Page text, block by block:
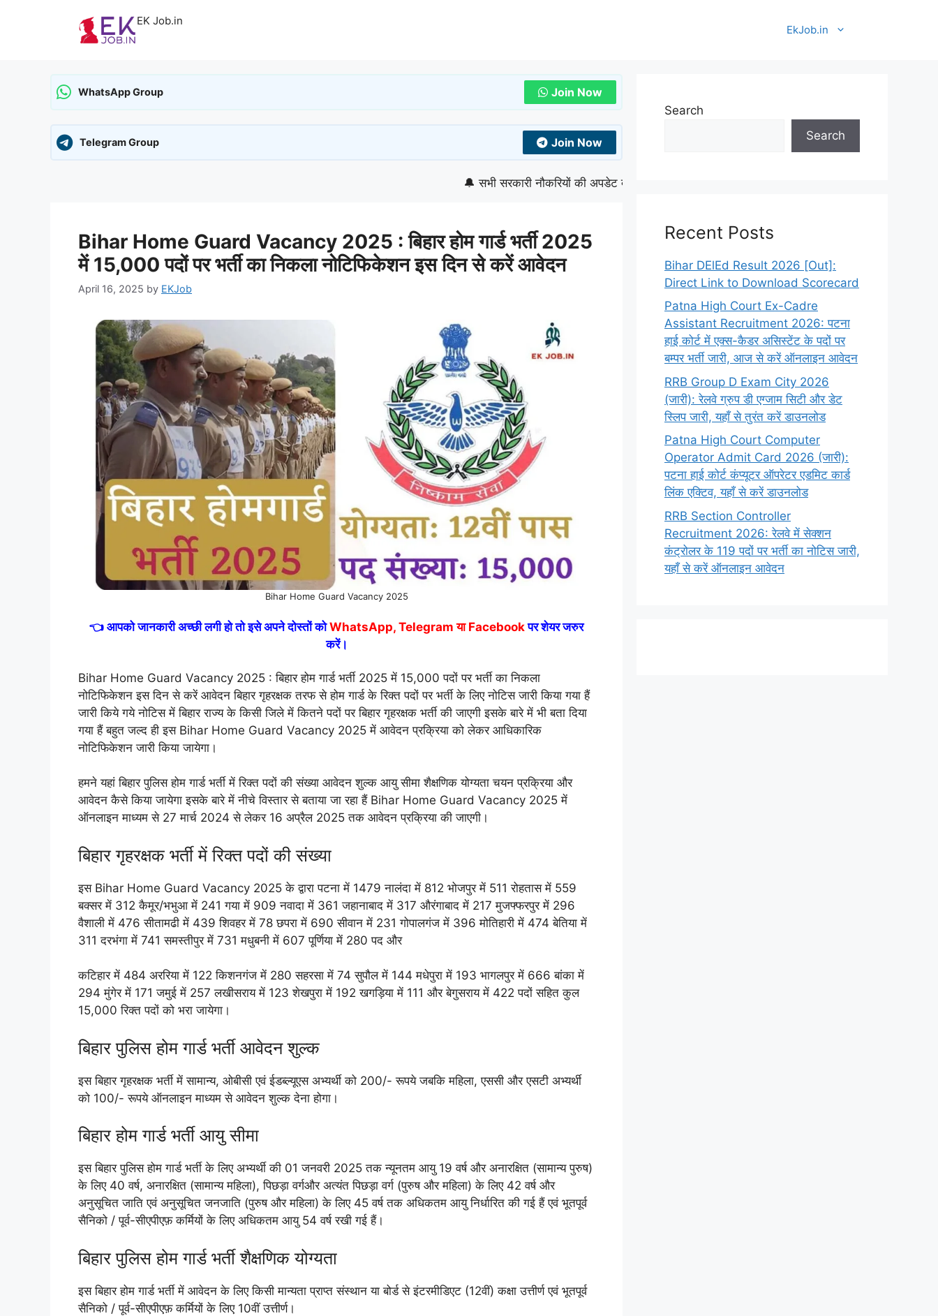
EK Job.in
EkJob.in
WhatsApp Group Join Now
Telegram Group Join Now
🔔 सभी सरकारी नौकरियों की अपडेट देखने के लिए गूगल में Ek Job. In सर्च करें। 🎯
Bihar Home Guard Vacancy 2025 : बिहार होम गार्ड भर्ती 2025
में 15,000 पदों पर भर्ती का निकला नोटिफिकेशन इस दिन से करें आवेदन
April 16, 2025 by EKJob
Bihar Home Guard Vacancy 2025
👈 आपको जानकारी अच्छी लगी हो तो इसे अपने दोस्तों कोWhatsApp, Telegram या Facebookपर शेयर जरुर
करें।
Bihar Home Guard Vacancy 2025 : बिहार होम गार्ड भर्ती 2025 में 15,000 पदों पर भर्ती का निकला
नोटिफिकेशन इस दिन से करें आवेदन बिहार गृहरक्षक तरफ से होम गार्ड के रिक्त पदों पर भर्ती के लिए नोटिस जारी किया गया हैं
जारी किये गये नोटिस में बिहार राज्य के किसी जिले में कितने पदों पर बिहार गृहरक्षक भर्ती की जाएगी इसके बारे में भी बता दिया
गया हैं बहुत जल्द ही इस Bihar Home Guard Vacancy 2025 में आवेदन प्रक्रिया को लेकर आधिकारिक
नोटिफिकेशन जारी किया जायेगा।
हमने यहां बिहार पुलिस होम गार्ड भर्ती में रिक्त पदों की संख्या आवेदन शुल्क आयु सीमा शैक्षणिक योग्यता चयन प्रक्रिया और
आवेदन कैसे किया जायेगा इसके बारे में नीचे विस्तार से बताया जा रहा हैं Bihar Home Guard Vacancy 2025 में
ऑनलाइन माध्यम से 27 मार्च 2024 से लेकर 16 अप्रैल 2025 तक आवेदन प्रक्रिया की जाएगी।
बिहार गृहरक्षक भर्ती में रिक्त पदों की संख्या
इस Bihar Home Guard Vacancy 2025 के द्वारा पटना में 1479 नालंदा में 812 भोजपुर में 511 रोहतास में 559
बक्सर में 312 कैमूर/भभुआ में 241 गया में 909 नवादा में 361 जहानाबाद में 317 औरंगाबाद में 217 मुजफ्फरपुर में 296
वैशाली में 476 सीतामढी में 439 शिवहर में 78 छपरा में 690 सीवान में 231 गोपालगंज में 396 मोतिहारी में 474 बेतिया में
311 दरभंगा में 741 समस्तीपुर में 731 मधुबनी में 607 पूर्णिया में 280 पद और
कटिहार में 484 अररिया में 122 किशनगंज में 280 सहरसा में 74 सुपौल में 144 मधेपुरा में 193 भागलपुर में 666 बांका में
294 मुंगेर में 171 जमुई में 257 लखीसराय में 123 शेखपुरा में 192 खगड़िया में 111 और बेगुसराय में 422 पदों सहित कुल
15,000 रिक्त पदों को भरा जायेगा।
बिहार पुलिस होम गार्ड भर्ती आवेदन शुल्क
इस बिहार गृहरक्षक भर्ती में सामान्य, ओबीसी एवं ईडब्ल्यूएस अभ्यर्थी को 200/- रूपये जबकि महिला, एससी और एसटी अभ्यर्थी
को 100/- रूपये ऑनलाइन माध्यम से आवेदन शुल्क देना होगा।
बिहार होम गार्ड भर्ती आयु सीमा
इस बिहार पुलिस होम गार्ड भर्ती के लिए अभ्यर्थी की 01 जनवरी 2025 तक न्यूनतम आयु 19 वर्ष और अनारक्षित (सामान्य पुरुष)
के लिए 40 वर्ष, अनारक्षित (सामान्य महिला), पिछड़ा वर्गऔर अत्यंत पिछड़ा वर्ग (पुरुष और महिला) के लिए 42 वर्ष और
अनुसूचित जाति एवं अनुसूचित जनजाति (पुरुष और महिला) के लिए 45 वर्ष तक अधिकतम आयु निर्धारित की गई हैं एवं भूतपूर्व
सैनिको / पूर्व-सीएपीएफ़ कर्मियों के लिए अधिकतम आयु 54 वर्ष रखी गई हैं।
बिहार पुलिस होम गार्ड भर्ती शैक्षणिक योग्यता
इस बिहार होम गार्ड भर्ती में आवेदन के लिए किसी मान्यता प्राप्त संस्थान या बोर्ड से इंटरमीडिएट (12वीं) कक्षा उत्तीर्ण एवं भूतपूर्व
सैनिको / पूर्व-सीएपीएफ़ कर्मियों के लिए 10वीं उत्तीर्ण।
Search
Search
Recent Posts
Bihar DElEd Result 2026 [Out]:
Direct Link to Download Scorecard
Patna High Court Ex-Cadre
Assistant Recruitment 2026: पटना
हाई कोर्ट में एक्स-कैडर असिस्टेंट के पदों पर
बम्पर भर्ती जारी, आज से करें ऑनलाइन आवेदन
RRB Group D Exam City 2026
(जारी): रेलवे ग्रुप डी एग्जाम सिटी और डेट
स्लिप जारी, यहाँ से तुरंत करें डाउनलोड
Patna High Court Computer
Operator Admit Card 2026 (जारी):
पटना हाई कोर्ट कंप्यूटर ऑपरेटर एडमिट कार्ड
लिंक एक्टिव, यहाँ से करें डाउनलोड
RRB Section Controller
Recruitment 2026: रेलवे में सेक्शन
कंट्रोलर के 119 पदों पर भर्ती का नोटिस जारी,
यहाँ से करें ऑनलाइन आवेदन